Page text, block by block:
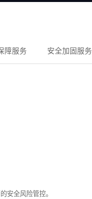
障服务 安全加固服务
安全风险管控。